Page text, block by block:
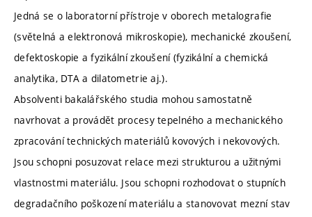
Jedná se o laboratorní přístroje v oborech metalografie
(světelná a elektronová mikroskopie), mechanické zkoušení,
defektoskopie a fyzikální zkoušení (fyzikální a chemická
analytika, DTA a dilatometrie aj.).
Absolventi bakalářského studia mohou samostatně
navrhovat a provádět procesy tepelného a mechanického
zpracování technických materiálů kovových i nekovových.
Jsou schopni posuzovat relace mezi strukturou a užitnými
vlastnostmi materiálu. Jsou schopni rozhodovat o stupních
degradačního poškození materiálu a stanovovat mezní stav